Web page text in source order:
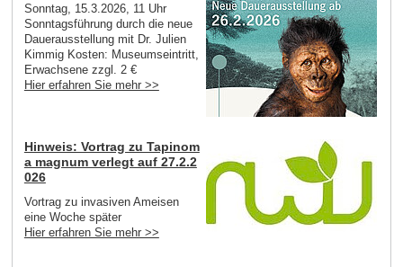
Sonntag, 15.3.2026, 11 Uhr
Sonntagsführung durch die neue
Dauerausstellung mit Dr. Julien
Kimmig Kosten: Museumseintritt,
Erwachsene zzgl. 2 €
Hier erfahren Sie mehr >>
Hinweis: Vortrag zu Tapinom
a magnum verlegt auf 27.2.2
026
Vortrag zu invasiven Ameisen
eine Woche später
Hier erfahren Sie mehr >>